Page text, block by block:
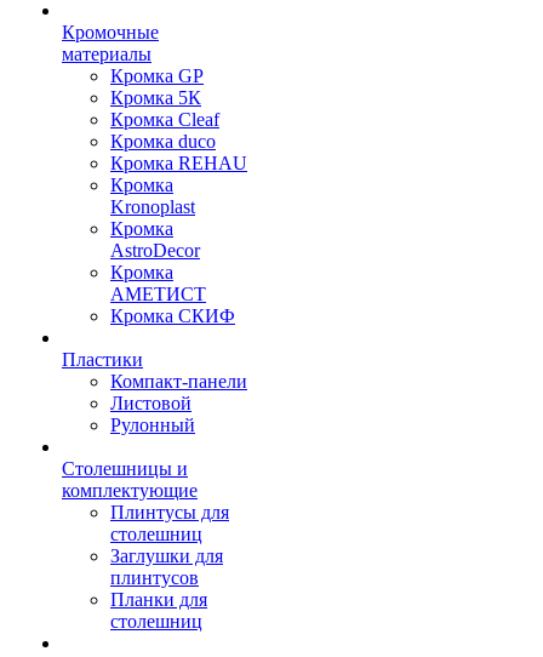
Кромочные
материалы
Кромка GP
Кромка 5К
Кромка Cleaf
Кромка duco
Кромка REHAU
Кромка
Kronoplast
Кромка
AstroDecor
Кромка
АМЕТИСТ
Кромка СКИФ
Пластики
Компакт-панели
Листовой
Рулонный
Столешницы и
комплектующие
Плинтусы для
столешниц
Заглушки для
плинтусов
Планки для
столешниц